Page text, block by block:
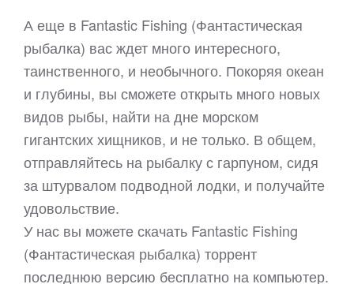
А еще в Fantastic Fishing (Фантастическая
рыбалка) вас ждет много интересного,
таинственного, и необычного. Покоряя океан
и глубины, вы сможете открыть много новых
видов рыбы, найти на дне морском
гигантских хищников, и не только. В общем,
отправляйтесь на рыбалку с гарпуном, сидя
за штурвалом подводной лодки, и получайте
удовольствие.
У нас вы можете скачать Fantastic Fishing
(Фантастическая рыбалка) торрент
последнюю версию бесплатно на компьютер.